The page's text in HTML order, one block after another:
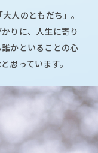
人のともだち」。
りに、人生に寄り
かといることの心
思っています。